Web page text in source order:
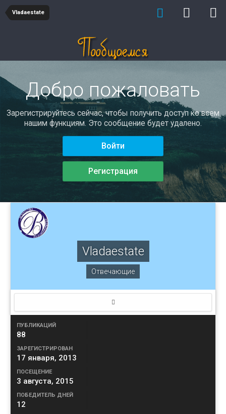
Vladaestate
Добро пожаловать
Зарегистрируйтесь сейчас, чтобы получить доступ ко всем
нашим функциям. Это сообщение будет удалено.
Войти
Регистрация
Vladaestate
Отвечающие
ПУБЛИКАЦИЙ
88
ЗАРЕГИСТРИРОВАН
17 января, 2013
ПОСЕЩЕНИЕ
3 августа, 2015
ПОБЕДИТЕЛЬ ДНЕЙ
12